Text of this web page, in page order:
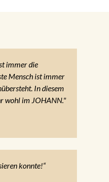
immer die
Mensch ist immer
In diesem
wohl im JOHANN."
konnte!“